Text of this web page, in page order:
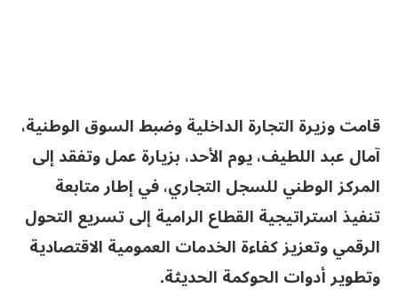
قامت وزيرة التجارة الداخلية وضبط السوق الوطنية،
آمال عبد اللطيف، يوم الأحد، بزيارة عمل وتفقد إلى
المركز الوطني للسجل التجاري، في إطار متابعة
تنفيذ استراتيجية القطاع الرامية إلى تسريع التحول
الرقمي وتعزيز كفاءة الخدمات العمومية الاقتصادية
وتطوير أدوات الحوكمة الحديثة.